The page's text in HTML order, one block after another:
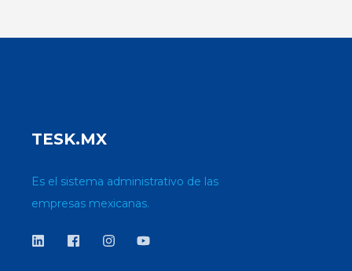
TESK.MX
Es el sistema administrativo de las
empresas mexicanas.